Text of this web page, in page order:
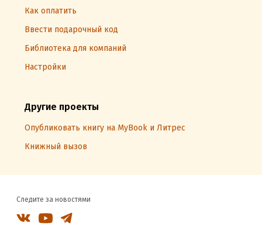
Как оплатить
Ввести подарочный код
Библиотека для компаний
Настройки
Другие проекты
Опубликовать книгу на MyBook и Литрес
Книжный вызов
Следите за новостями